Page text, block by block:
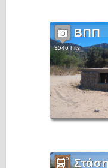
ΒΠΠ
3546 hits